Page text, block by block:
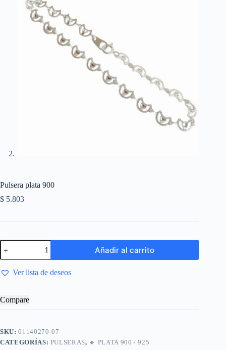
Pulsera plata 900
$ 5.803
Añadir al carrito
Ver lista de deseos
Compare
SKU:01140270-07
CATEGORÍAS: PULSERAS, 🔸​ PLATA 900 / 925